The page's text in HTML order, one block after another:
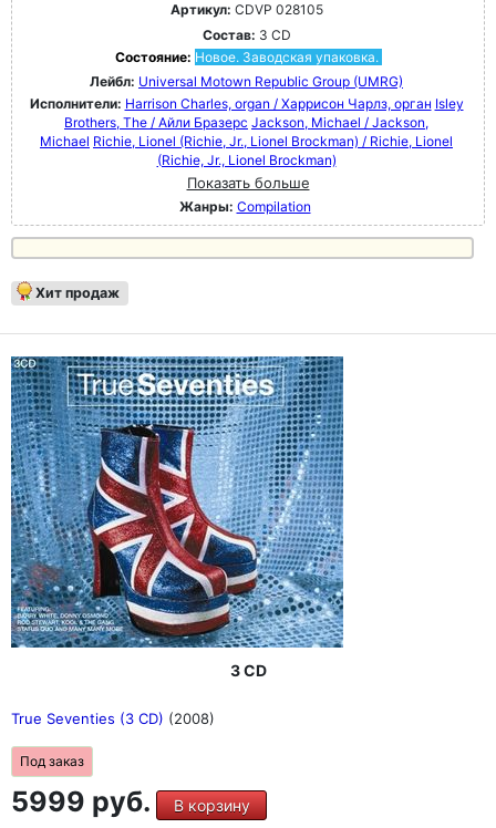
Артикул: CDVP 028105
Состав: 3 CD
Состояние: Новое. Заводская упаковка.
Лейбл: Universal Motown Republic Group (UMRG)
Исполнители: Harrison Charles, organ / Харрисон Чарлз, орган Isley
Brothers, The / Айли Бразерс Jackson, Michael / Jackson,
Michael Richie, Lionel (Richie, Jr., Lionel Brockman) / Richie, Lionel
(Richie, Jr., Lionel Brockman)
Показать больше
Жанры: Compilation
Хит продаж
3 CD
True Seventies (3 CD) (2008)
Под заказ
5999 руб. В корзину